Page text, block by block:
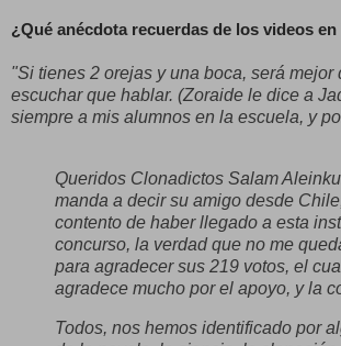
¿Qué anécdota recuerdas de los videos en
"Si tienes 2 orejas y una boca, será mejor
escuchar que hablar. (Zoraide le dice a
siempre a mis alumnos en la escuela, y
Queridos Clonadictos Salam
manda a decir su amigo desde
contento de haber llegado a esta
concurso, la verdad que no me
para agradecer sus 219 votos, el
agradece mucho por el apoyo, y la
Todos, nos hemos identificado por